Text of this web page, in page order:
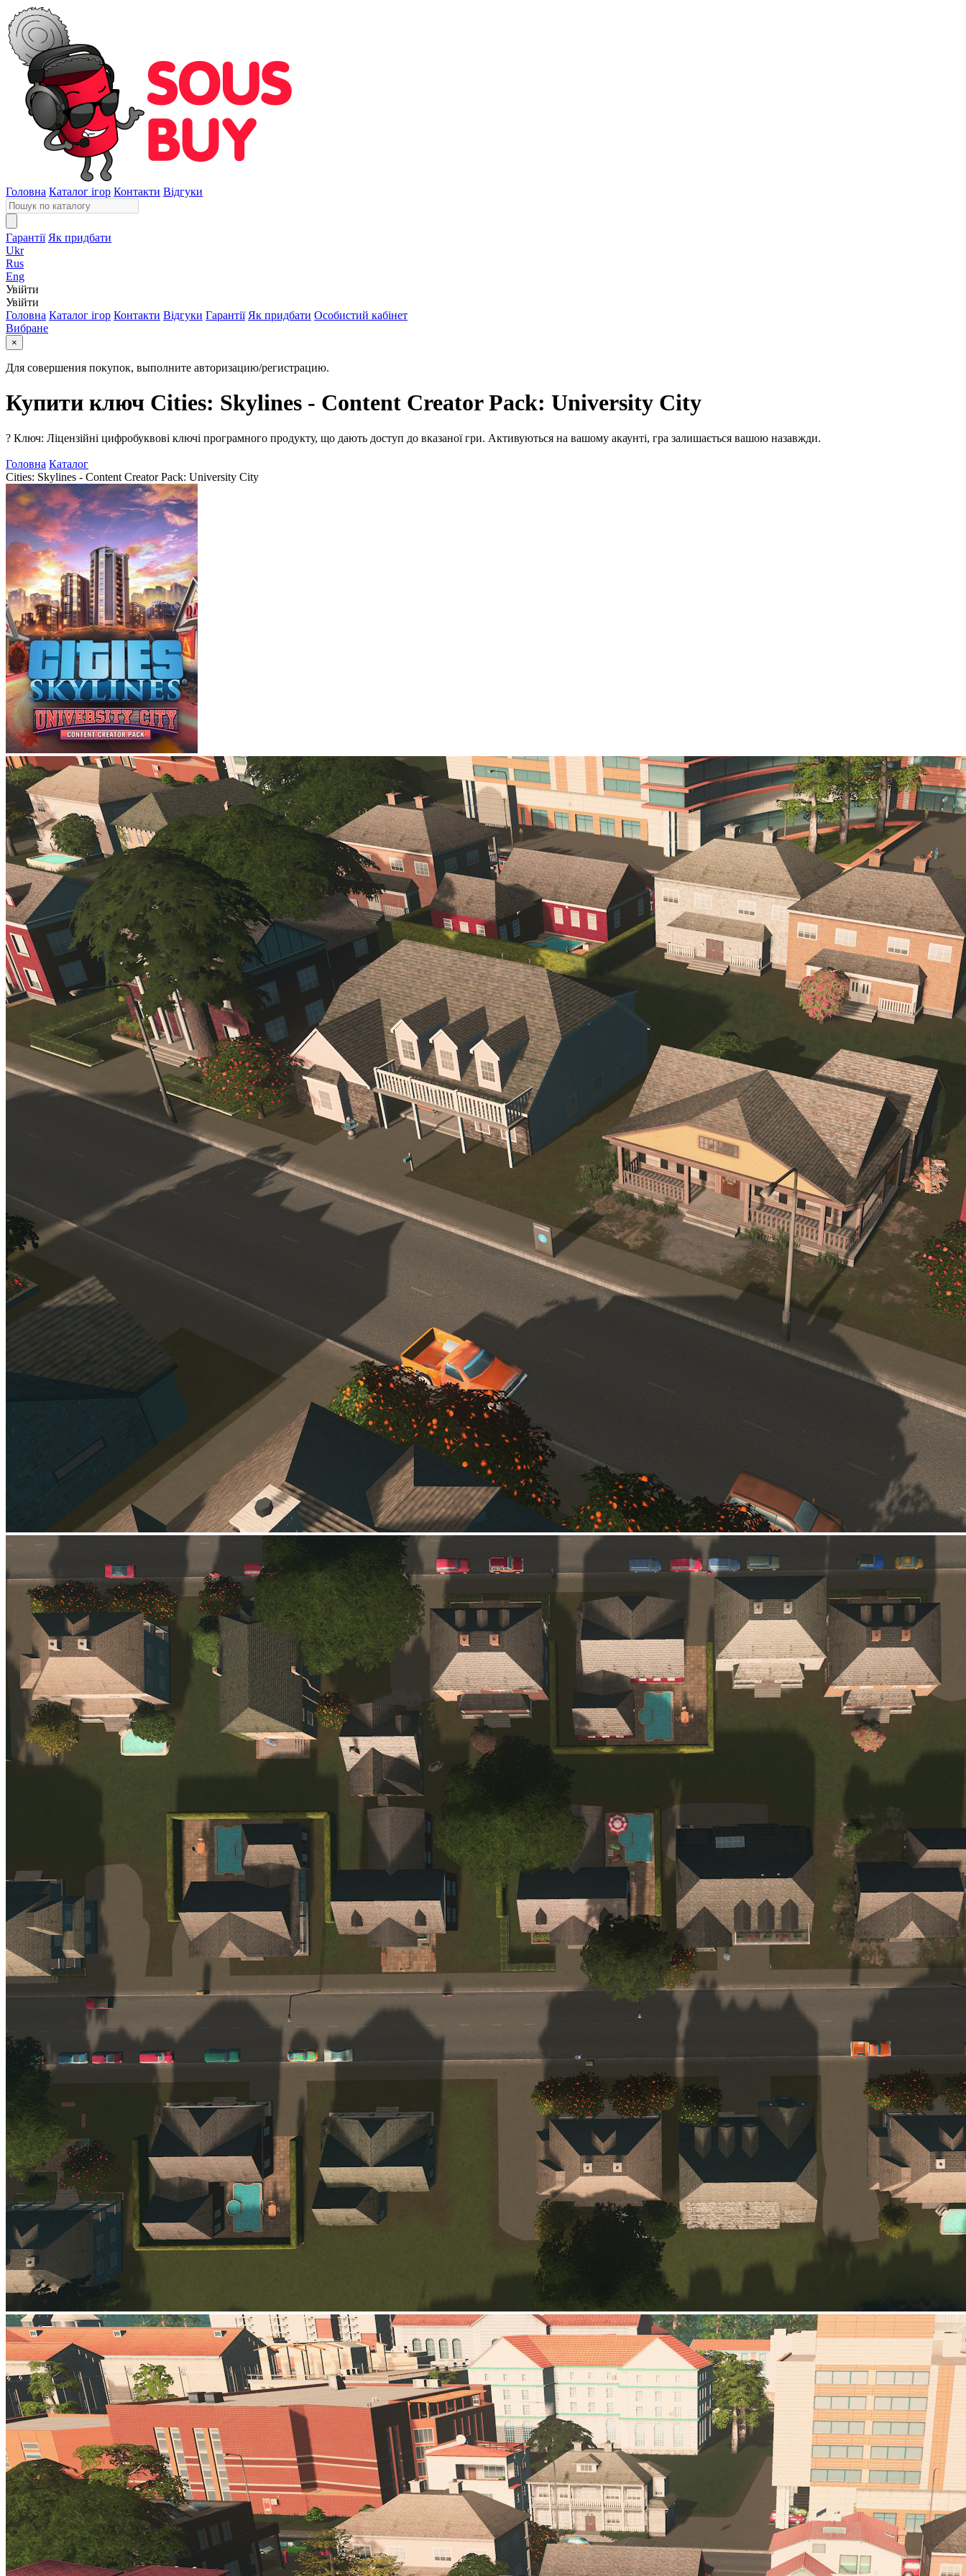
Головна Каталог ігор Контакти Відгуки
Гарантії Як придбати
Ukr
Rus
Eng
Увійти
Увійти
Головна Каталог ігор Контакти Відгуки Гарантії Як придбати Особистий кабінет
Вибране
×
Для совершения покупок, выполните авторизацию/регистрацию.
Купити ключ Cities: Skylines - Content Creator Pack: University City
? Ключ: Ліцензійні цифробуквові ключі програмного продукту, що дають доступ до вказаної гри. Активуються на вашому акаунті, гра залишається вашою назавжди.
Головна Каталог
Cities: Skylines - Content Creator Pack: University City